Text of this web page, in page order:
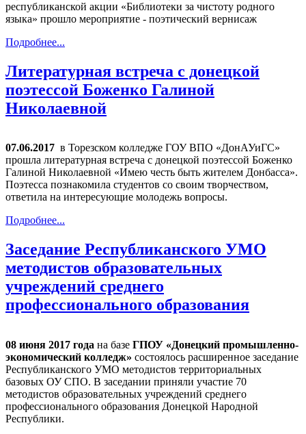
республиканской акции «Библиотеки за чистоту родного
языка» прошло мероприятие - поэтический вернисаж
Подробнее...
Литературная встреча с донецкой
поэтессой Боженко Галиной
Николаевной
07.06.2017 в Торезском колледже ГОУ ВПО «ДонАУиГС»
прошла литературная встреча с донецкой поэтессой Боженко
Галиной Николаевной «Имею честь быть жителем Донбасса».
Поэтесса познакомила студентов со своим творчеством,
ответила на интересующие молодежь вопросы.
Подробнее...
Заседание Республиканского УМО
методистов образовательных
учреждений среднего
профессионального образования
08 июня 2017 года на базе ГПОУ «Донецкий промышленно-
экономический колледж» состоялось расширенное заседание
Республиканского УМО методистов территориальных
базовых ОУ СПО. В заседании приняли участие 70
методистов образовательных учреждений среднего
профессионального образования Донецкой Народной
Республики.